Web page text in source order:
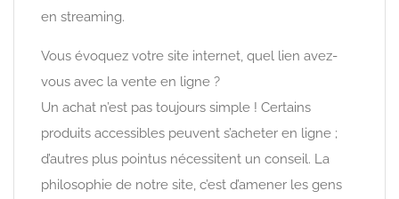
en streaming.
Vous évoquez votre site internet, quel lien avez-
vous avec la vente en ligne ?
Un achat n’est pas toujours simple ! Certains
produits accessibles peuvent s’acheter en ligne ;
d’autres plus pointus nécessitent un conseil. La
philosophie de notre site, c’est d’amener les gens